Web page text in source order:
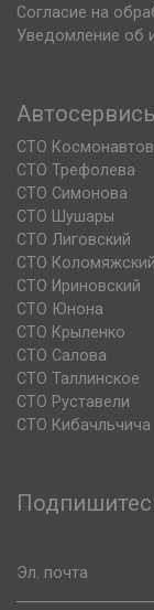
Согласие на
Уведомление об
СТО Космонавтов
СТО Трефолева
СТО Симонова
СТО Шушары
СТО Лиговский
СТО Коломяжский
СТО Ириновский
СТО Юнона
СТО Крыленко
СТО Салова
СТО Таллинское
СТО Руставели
СТО Кибачльчича
Эл. почта